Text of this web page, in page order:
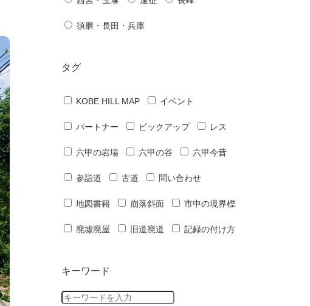
須磨・長田・兵庫
タグ
KOBE HILL MAP イベント
パートナー ピックアップ レス
六甲の岩場 六甲の谷 六甲今昔
参詣道 古道 問い合わせ
地図書籍 崩落斜面 市中の境界標
廃墟廃屋 旧道廃道 記録の付け方
キーワード